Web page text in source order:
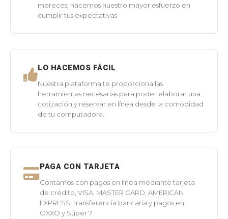
mereces, hacemos nuestro mayor esfuerzo en
cumplir tus expectativas
LO HACEMOS FÁCIL
Nuestra plataforma te proporciona las
herramientas necesarias para poder elaborar una
cotización y reservar en línea desde la comodidad
de tu computadora.
PAGA CON TARJETA
Contamos con pagos en línea mediante tarjeta
de crédito, VISA, MASTER CARD, AMERICAN
EXPRESS, transferencia bancaria y pagos en
OXXO y Súper 7